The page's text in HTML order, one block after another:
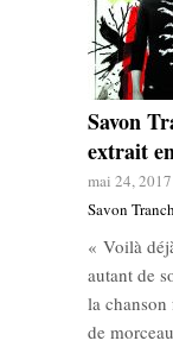
Savon
extrait
mai 24, 2017
Savon
« Voilà
autant de
la chanson
de